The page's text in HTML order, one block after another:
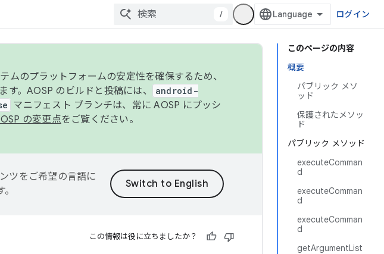
/ ログイン
このページの内容
概要
パブリック メソ
ッド
保護されたメソッ
ド
パブリック メソッド
executeComman
d
executeComman
d
executeComman
d
getArgumentList
のプラットフォームの安定性を確保するため、
。AOSP のビルドと投稿には、
android-
マニフェスト ブランチは、常に AOSP にプッシ
の変更点をご覧ください。
ツをご希望の言語に
この情報は役に立ちましたか？